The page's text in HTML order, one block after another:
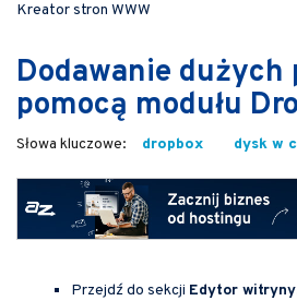
Kreator stron WWW
Dodawanie dużych
pomocą modułu
dropbox dysk w
Przejdź do sekcji Edytor witryny